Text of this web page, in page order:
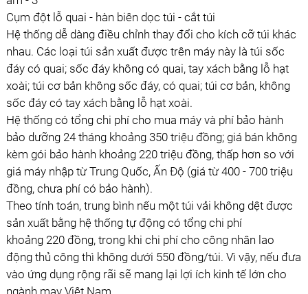
Cụm đột lỗ quai - hàn biên dọc túi - cắt túi
Hệ thống dễ dàng điều chỉnh thay đổi cho kích cỡ túi khác
nhau. Các loại túi sản xuất được trên máy này là túi sốc
đáy có quai; sốc đáy không có quai, tay xách bằng lỗ hạt
xoài; túi cơ bản không sốc đáy, có quai; túi cơ bản, không
sốc đáy có tay xách bằng lỗ hạt xoài.
Hệ thống có tổng chi phí cho mua máy và phí bảo hành
bảo dưỡng 24 tháng khoảng 350 triệu đồng; giá bán không
kèm gói bảo hành khoảng 220 triệu đồng, thấp hơn so với
giá máy nhập từ Trung Quốc, Ấn Độ (giá từ 400 - 700 triệu
đồng, chưa phí có bảo hành).
Theo tính toán, trung bình nếu một túi vải không dệt được
sản xuất bằng hệ thống tự động có tổng chi phí
khoảng 220 đồng, trong khi chi phí cho công nhân lao
động thủ công thì không dưới 550 đồng/túi. Vì vậy, nếu đưa
vào ứng dụng rộng rãi sẽ mang lại lợi ích kinh tế lớn cho
ngành may Việt Nam.